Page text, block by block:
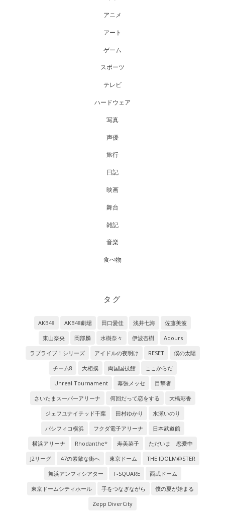
アニメ
アート
ゲーム
スポーツ
テレビ
ハードウェア
写真
声優
旅行
日記
映画
舞台
雑記
音楽
食べ物
タグ
AKB48 AKB48劇場 田口愛佳 浅井七海
佐藤美波
東山奈央
岡部麟 水樹奈々 伊波杏樹
Aqours
ラブライブ！シリーズ
アイドルの夜明け RESET
僕の太陽
チーム8
大相撲 両国国技館
ここからだ
Unreal Tournament
幕張メッセ
目撃者
さいたまスーパーアリーナ
何回だって恋をする
大橋彩香
ジェフユナイテッド千葉
田村ゆかり
水瀬いのり
パシフィコ横浜
フクダ電子アリーナ
日本武道館
横浜アリーナ
Rhodanthe* 寿美菜子
ただいま 恋愛中
J2リーグ
47の素敵な街へ 東京ドーム
THE IDOLM@STER
舞浜アンフィシアター
T-SQUARE
西武ドーム
東京ドームシティホール
手をつなぎながら
僕の夏が始まる
Zepp DiverCity